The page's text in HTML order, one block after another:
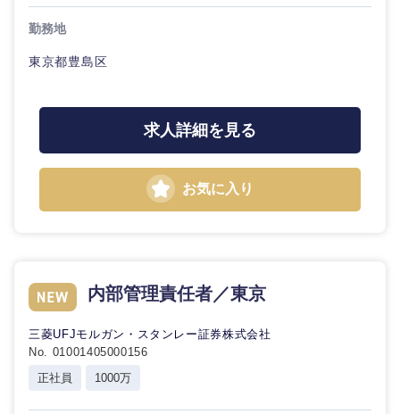
中国・四国地方
高知県
勤務地
東京都豊島区
求人詳細を見る
お気に入り
内部管理責任者／東京
三菱UFJモルガン・スタンレー証券株式会社
No. 01001405000156
正社員
1000万